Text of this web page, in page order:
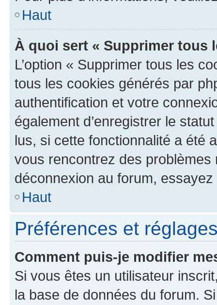
Haut
À quoi sert « Supprimer tous
L’option « Supprimer tous les
tous les cookies générés par
authentification et votre
également d’enregistrer le
lus, si cette fonctionnalité a été
vous rencontrez des
déconnexion au forum,
Haut
Préférences et
Comment puis-je modifier
Si vous êtes un utilisateur
la base de données du forum.